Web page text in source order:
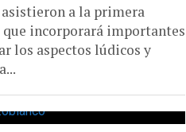
asistieron a la primera
incorporará importantes
los aspectos lúdicos y